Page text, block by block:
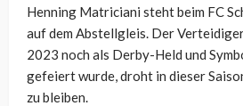
Henning Matriciani steht beim FC
auf dem Abstellgleis. Der
2023 noch als Derby-Held und
gefeiert wurde, droht in dieser
zu bleiben.